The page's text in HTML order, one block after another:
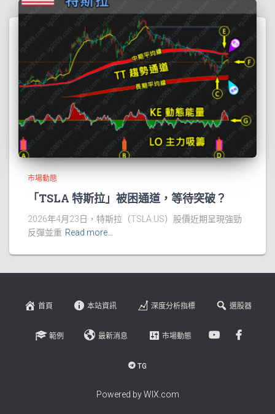
市場動態
「TSLA 特斯拉」被困通道，等待突破？
2026年4月23日，特斯拉（TSLA.US）股價近期呈現強勁
反彈並重 Read more…
首頁 本站資訊 深度分析指標 選股器
範例 最新消息 市場動態
TG
Powered by WIX.com